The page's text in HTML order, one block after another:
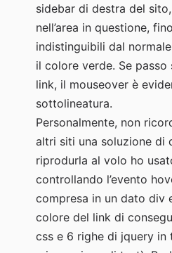
sidebar di destra del
nell’area in questione,
indistinguibili dal
il colore verde. Se
link, il mouseover è
sottolineatura.
Personalmente, non
altri siti una soluzione di
riprodurla al volo ho
controllando l’evento
compresa in un dato div
colore del link di
css e 6 righe di jquery in